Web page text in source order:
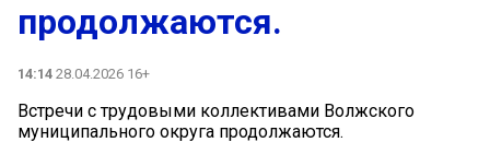
продолжаются.
14:14 28.04.2026 16+
Встречи с трудовыми коллективами Волжского
муниципального округа продолжаются.